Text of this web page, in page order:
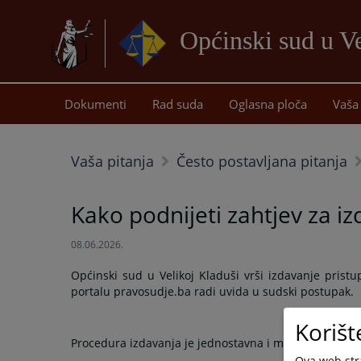
Općinski sud u
Dokumenti Rad suda Oglasna ploča
Vaša pitanja Često postavljana pitanja
Kako podnijeti zahtjev za
08.06.2026.
Općinski sud u Velikoj Kladuši vrši izdavanje
portalu pravosudje.ba radi uvida u sudski postupak.
Procedura izdavanja je jednostavna i može se izvesti